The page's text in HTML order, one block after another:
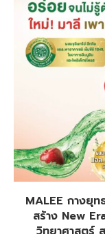
MALEE กางยุ
สร้าง New